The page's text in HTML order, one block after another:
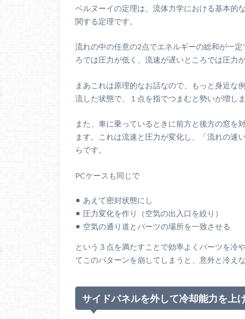
ベルヌーイの定理は、流体力学における基本的
関する定理です。
流れの中の任意の2点でエネルギーの総和が一
ろでは圧力が低く、流速が遅いところでは圧力
まあこれは原理的なお話なので、もっと身近な
流した状態で、１点を指でつまむと勢いが増しま
また、車に乗っているときに前方と後方の窓を
ます。これは流速と圧力が変化し、「流れの速
らです。
PCケースも同じで
あえて密封状態にし
圧力変化を作り（空気の出入口を絞り）
空気の通り道とパーツの場所を一致させる
という３点を満たすことで効率よくパーツを冷
てこのパターンを崩してしまうと、意外と冷えな
サイドパネルを外して冷却能力を上